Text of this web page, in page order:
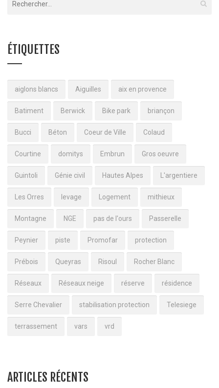
ÉTIQUETTES
aiglons blancs Aiguilles aix en provence
Batiment Berwick Bike park briançon
Bucci Béton Coeur de Ville Colaud
Courtine domitys Embrun Gros oeuvre
Guintoli Génie civil Hautes Alpes L'argentiere
Les Orres levage Logement mithieux
Montagne NGE pas de l'ours Passerelle
Peynier piste Promofar protection
Prébois Queyras Risoul Rocher Blanc
Réseaux Réseaux neige réserve résidence
Serre Chevalier stabilisation protection Telesiege
terrassement vars vrd
ARTICLES RÉCENTS